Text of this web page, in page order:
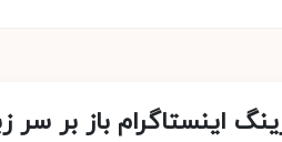
اینستاگرام باز بر سر